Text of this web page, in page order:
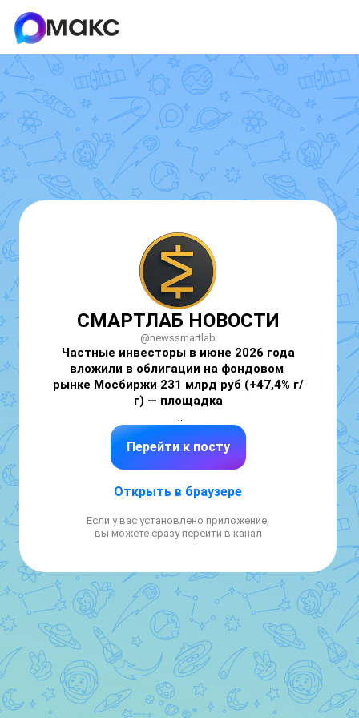
СМАРТЛАБ НОВОСТИ
@newssmartlab
Частные инвесторы в июне 2026 года
вложили в облигации на фондовом
рынке Мосбиржи 231 млрд руб (+47,4% г/
г) — площадка
Из них 14% – вложения в рублевые ОФЗ, 61%
– в корпоративные облигации в рублях, 25%
– в облигации в иностранной валюте.
Читать далее
Перейти к посту
Открыть в браузере
Если у вас установлено приложение,
вы можете сразу перейти в канал